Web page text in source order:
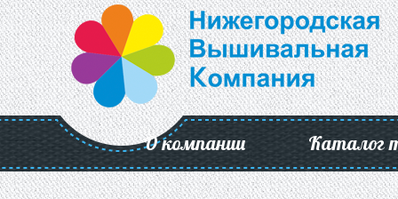
О компании Каталог